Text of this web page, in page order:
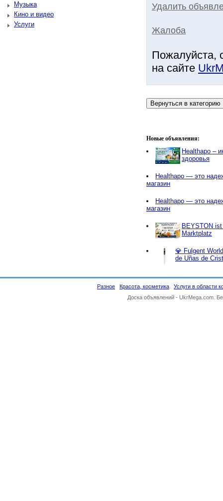
Музыка
Кино и видео
Услуги
Удалить
Жалоба
Пожалуйста,
на сайте
Новые объявления:
Healthapo –
здоровья
Healthapo — это
магазин
Healthapo — это
магазин
BEYSTON
Marktplatz
💎 Fulgent
de Uñas de
Разное Красота, косметика
Услуги в области
Доска объявлений - UkrMega.com.